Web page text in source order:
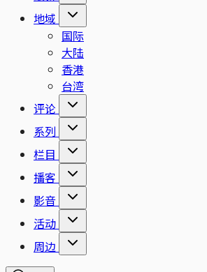
地域
国际
大陆
香港
台湾
评论
系列
栏目
播客
影音
活动
周边